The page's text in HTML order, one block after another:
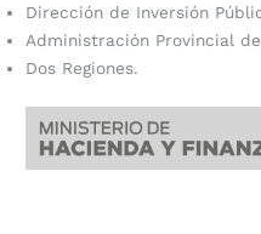
Dirección de Inversión
Administración Provincial
Dos Regiones.